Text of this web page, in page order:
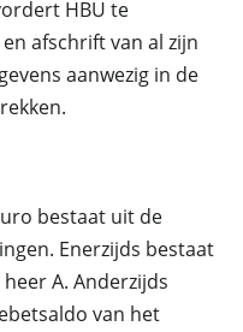
HBU te
afschrift van al zijn
aanwezig in de
bestaat uit de
Enerzijds bestaat
A. Anderzijds
van het